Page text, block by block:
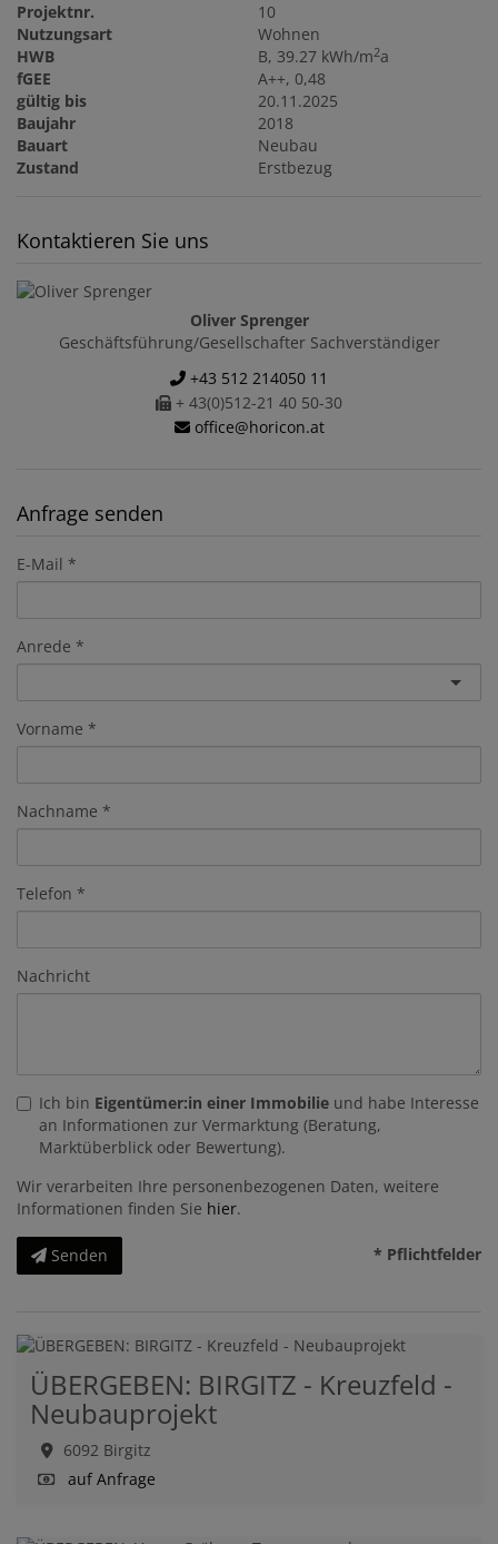
Projektnr.
10
Nutzungsart
Wohnen
HWB
B, 39.27 kWh/m2a
fGEE
A++, 0,48
gültig bis
20.11.2025
Baujahr
2018
Bauart
Neubau
Zustand
Erstbezug
Kontaktieren Sie uns
Oliver Sprenger
Geschäftsführung/Gesellschafter Sachverständiger
+43 512 214050 11
+ 43(0)512-21 40 50-30
office@horicon.at
Anfrage senden
E-Mail
Anrede
Vorname
Nachname
Telefon
Nachricht
Ich bin Eigentümer:in einer Immobilie und habe Interesse
an Informationen zur Vermarktung (Beratung,
Marktüberblick oder Bewertung).
Wir verarbeiten Ihre personenbezogenen Daten, weitere
Informationen finden Sie hier.
Senden * Pflichtfelder
ÜBERGEBEN: BIRGITZ - Kreuzfeld -
Neubauprojekt
6092 Birgitz
auf Anfrage